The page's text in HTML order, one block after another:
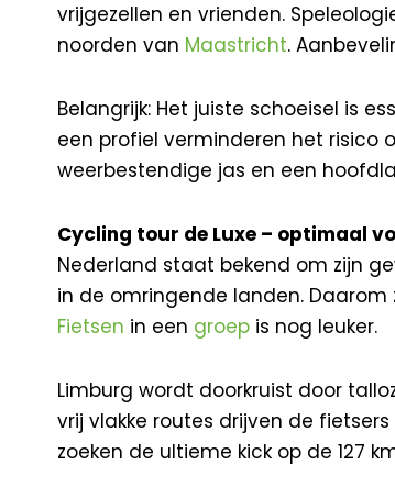
vrijgezellen en vrienden.
noorden van Maastricht.
Belangrijk: Het juiste schoeisel is
een profiel verminderen het risico
weerbestendige jas en een
Cycling tour de Luxe – optimaal
Nederland staat bekend om zijn
in de omringende landen.
Fietsen in een groep is nog leuker.
Limburg wordt doorkruist door
vrij vlakke routes drijven de
zoeken de ultieme kick op de 127